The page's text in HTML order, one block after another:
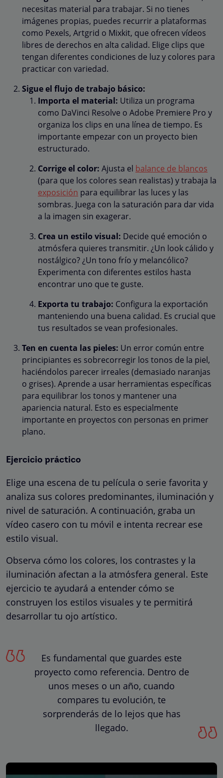
necesitas material para trabajar. Si no tienes
imágenes propias, puedes recurrir a plataformas
como Pexels, Artgrid o Mixkit, que ofrecen vídeos
libres de derechos en alta calidad. Elige clips que
tengan diferentes condiciones de luz y colores para
practicar con variedad.
Sigue el flujo de trabajo básico:
Importa el material: Utiliza un programa
como DaVinci Resolve o Adobe Premiere Pro y
organiza los clips en una línea de tiempo. Es
importante empezar con un proyecto bien
estructurado.
Corrige el color: Ajusta el balance de blancos
(para que los colores sean realistas) y trabaja la
exposición para equilibrar las luces y las
sombras. Juega con la saturación para dar vida
a la imagen sin exagerar.
Crea un estilo visual: Decide qué emoción o
atmósfera quieres transmitir. ¿Un look cálido y
nostálgico? ¿Un tono frío y melancólico?
Experimenta con diferentes estilos hasta
encontrar uno que te guste.
Exporta tu trabajo: Configura la exportación
manteniendo una buena calidad. Es crucial que
tus resultados se vean profesionales.
Ten en cuenta las pieles: Un error común entre
principiantes es sobrecorregir los tonos de la piel,
haciéndolos parecer irreales (demasiado naranjas
o grises). Aprende a usar herramientas específicas
para equilibrar los tonos y mantener una
apariencia natural. Esto es especialmente
importante en proyectos con personas en primer
plano.
Ejercicio práctico
Elige una escena de tu película o serie favorita y
analiza sus colores predominantes, iluminación y
nivel de saturación. A continuación, graba un
vídeo casero con tu móvil e intenta recrear ese
estilo visual.
Observa cómo los colores, los contrastes y la
iluminación afectan a la atmósfera general. Este
ejercicio te ayudará a entender cómo se
construyen los estilos visuales y te permitirá
desarrollar tu ojo artístico.
Es fundamental que guardes este
proyecto como referencia. Dentro de
unos meses o un año, cuando
compares tu evolución, te
sorprenderás de lo lejos que has
llegado.